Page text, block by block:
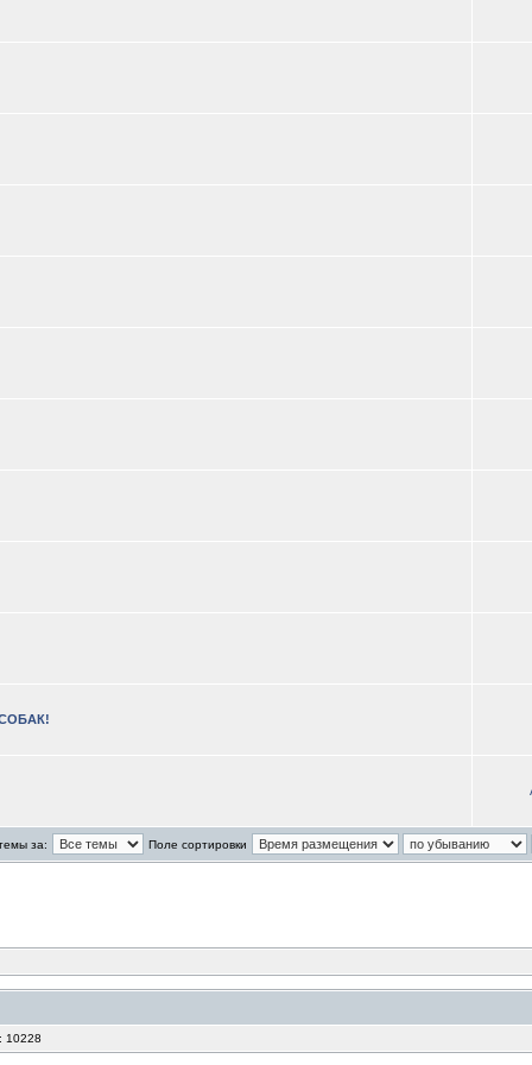
за: Поле сортировки
10228